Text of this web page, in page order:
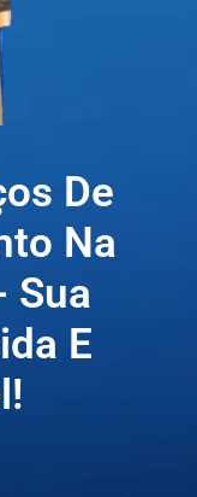
De
Na
Sua
E